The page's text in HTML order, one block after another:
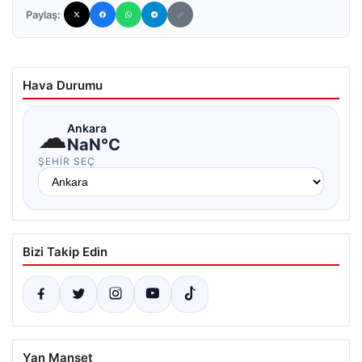
Paylaş:
Hava Durumu
☁Ankara
NaN°C
ŞEHIR SEÇ
Bizi Takip Edin
Yan Manşet